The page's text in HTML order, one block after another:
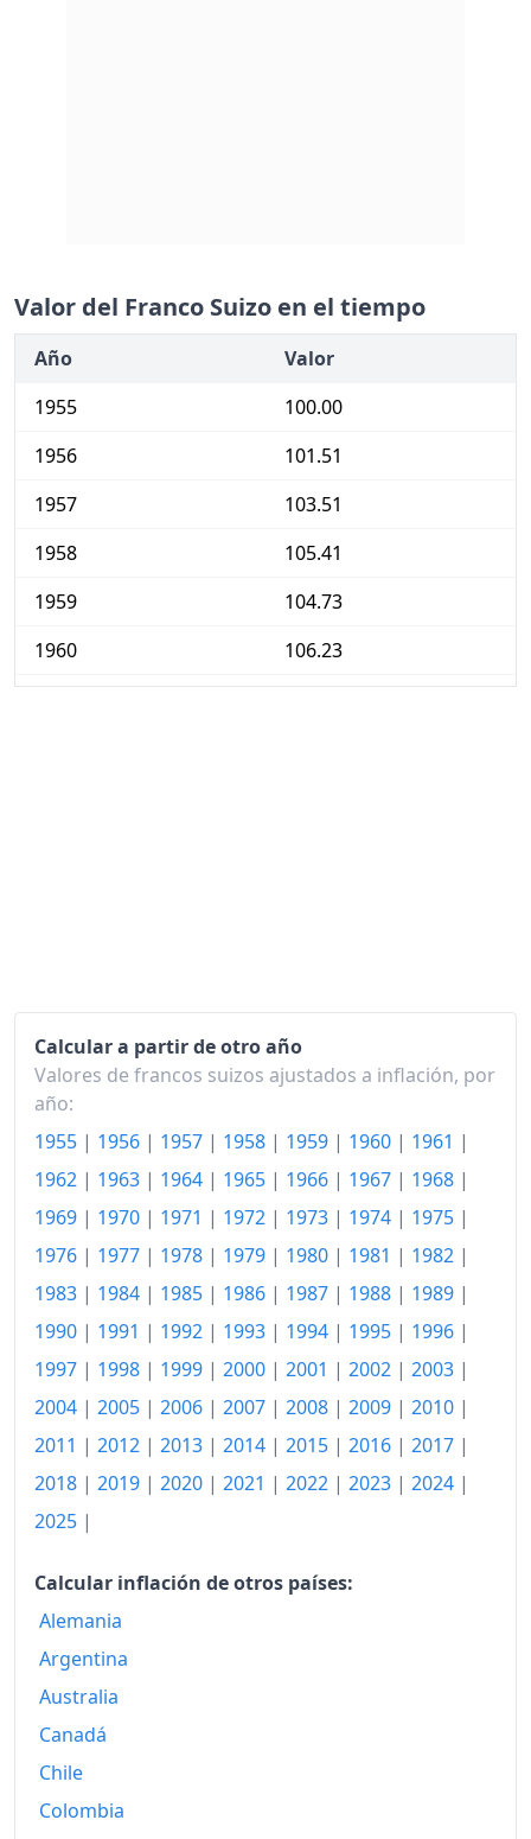
Valor del Franco Suizo en el tiempo
Año
Valor
1955
100.00
1956
101.51
1957
103.51
1958
105.41
1959
104.73
1960
106.23
1968
138.87
1969
142.32
1970
147.47
1971
157.16
167.63
1973
182.31
1974
200.11
1975
213.51
1977
219.99
1978
1979
230.36
1980
1981
1983
1984
Calcular a partir de otro año
Valores de francos suizos ajustados a inflación, por
año:
1955 | 1956 | 1957 | 1958 | 1959 | 1960 | 1961 |
1962 | 1963 | 1964 | 1965 | 1966 | 1967 | 1968 |
1969 | 1970 | 1971 | 1972 | 1973 | 1974 | 1975 |
1976 | 1977 | 1978 | 1979 | 1980 | 1981 | 1982 |
1983 | 1984 | 1985 | 1986 | 1987 | 1988 | 1989 |
1990 | 1991 | 1992 | 1993 | 1994 | 1995 | 1996 |
1997 | 1998 | 1999 | 2000 | 2001 | 2002 | 2003 |
2004 | 2005 | 2006 | 2007 | 2008 | 2009 | 2010 |
2011 | 2012 | 2013 | 2014 | 2015 | 2016 | 2017 |
2018 | 2019 | 2020 | 2021 | 2022 | 2023 | 2024 |
2025 |
Calcular inflación de otros países:
Alemania
Argentina
Australia
Canadá
Chile
Colombia